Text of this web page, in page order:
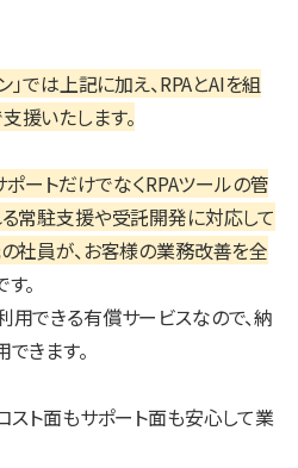
」では上記に加え、RPAとAIを組
援いたします。
ポートだけでなくRPAツールの管
常駐支援や受託開発に対応して
社員が、お客様の業務改善を全
。
用できる有償サービスなので、納
きます。
スト面もサポート面も安心して業